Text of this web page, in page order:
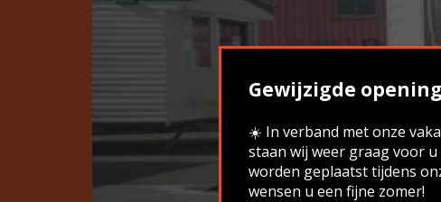
Gewijzigde
☀️ In verband met onze
staan wij weer graag voor
worden geplaatst tijdens
wensen u een fijne zomer!